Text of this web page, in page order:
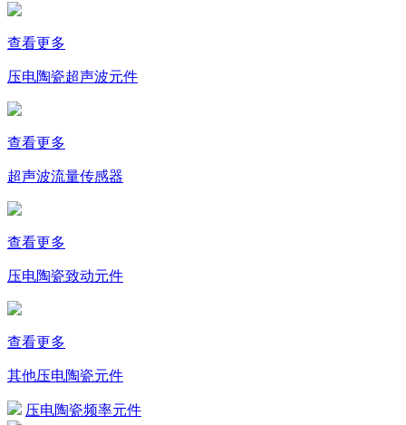
查看更多
压电陶瓷超声波元件
查看更多
超声波流量传感器
查看更多
压电陶瓷致动元件
查看更多
其他压电陶瓷元件
压电陶瓷频率元件